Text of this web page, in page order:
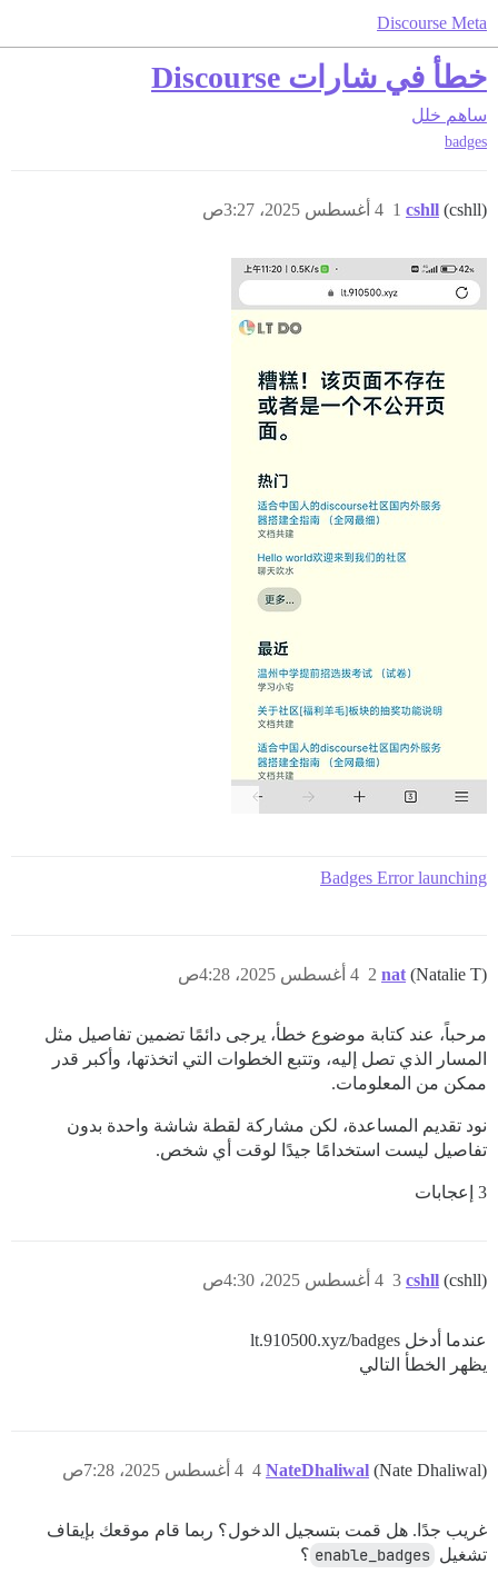
Discourse Meta
خطأ في شارات Discourse
ساهم خلل
badges
cshll (cshll) 4 أغسطس 2025، 3:27ص 1
Badges Error launching
nat (Natalie T) 4 أغسطس 2025، 4:28ص 2
مرحباً، عند كتابة موضوع خطأ، يرجى دائمًا تضمين تفاصيل مثل
المسار الذي تصل إليه، وتتبع الخطوات التي اتخذتها، وأكبر قدر
ممكن من المعلومات.
نود تقديم المساعدة، لكن مشاركة لقطة شاشة واحدة بدون
تفاصيل ليست استخدامًا جيدًا لوقت أي شخص.
3 إعجابات
cshll (cshll) 4 أغسطس 2025، 4:30ص 3
عندما أدخل lt.910500.xyz/badges
يظهر الخطأ التالي
NateDhaliwal (Nate Dhaliwal) 4 أغسطس 2025، 7:28ص 4
غريب جدًا. هل قمت بتسجيل الدخول؟ ربما قام موقعك بإيقاف
تشغيل enable_badges ؟